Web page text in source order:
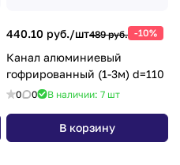
440.10 руб./шт489 руб. -10%
Канал алюминиевый
гофрированный (1-3м) d=110
0 0 В наличии: 7 шт
В корзину